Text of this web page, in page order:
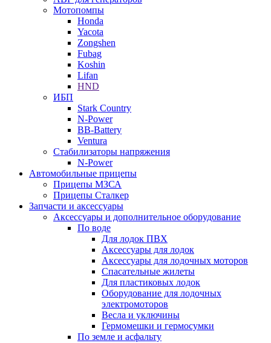
Мотопомпы
Honda
Yacota
Zongshen
Fubag
Koshin
Lifan
HND
ИБП
Stark Country
N-Power
BB-Battery
Ventura
Стабилизаторы напряжения
N-Power
Автомобильные прицепы
Прицепы МЗСА
Прицепы Сталкер
Запчасти и аксессуары
Аксессуары и дополнительное оборудование
По воде
Для лодок ПВХ
Аксессуары для лодок
Аксессуары для лодочных моторов
Спасательные жилеты
Для пластиковых лодок
Оборудование для лодочных
электромоторов
Весла и уключины
Гермомешки и гермосумки
По земле и асфальту